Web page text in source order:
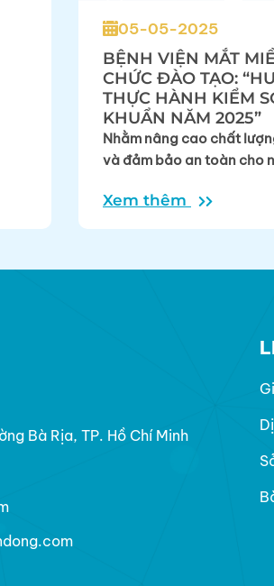
05-05-2025
BỆNH VIỆN MẮT
CHỨC ĐÀO TẠO:
THỰC HÀNH KIỂM
KHUẨN NĂM 2025”
Nhằm nâng cao chất
và đảm bảo an toàn cho
đào tạo "Hướng dẫn thực
Xem thêm
Bà Rịa, TP. Hồ Chí Minh